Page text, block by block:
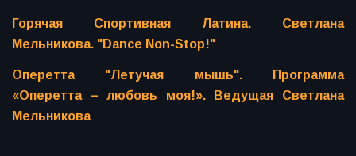
Горячая Спортивная Латина. Светлана
Мельникова. "Dance Non-Stop!"
Оперетта "Летучая мышь". Программа
«Оперетта – любовь моя!». Ведущая Светлана
Мельникова